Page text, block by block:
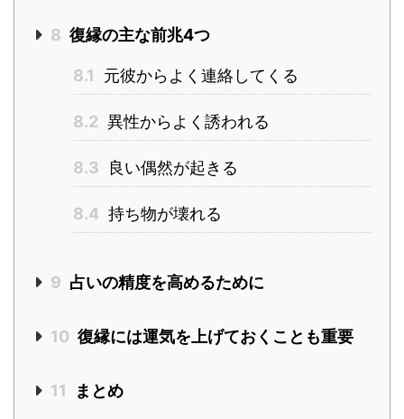
8 復縁の主な前兆4つ
8.1 元彼からよく連絡してくる
8.2 異性からよく誘われる
8.3 良い偶然が起きる
8.4 持ち物が壊れる
9 占いの精度を高めるために
10 復縁には運気を上げておくことも重要
11 まとめ